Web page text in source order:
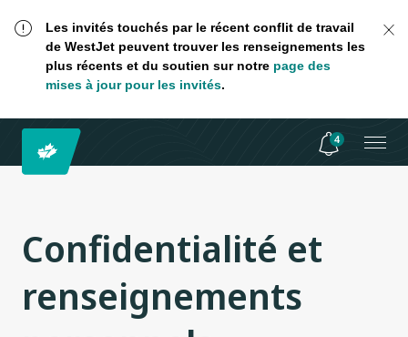
Les invités touchés par le récent conflit de travail
de WestJet peuvent trouver les renseignements les
plus récents et du soutien sur notre page des
mises à jour pour les invités.
4
Confidentialité et
renseignements